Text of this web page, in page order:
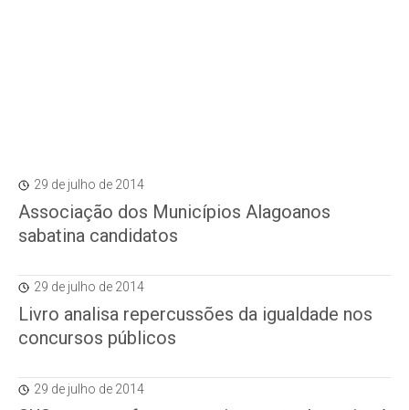
29 de julho de 2014
Associação dos Municípios Alagoanos
sabatina candidatos
29 de julho de 2014
Livro analisa repercussões da igualdade nos
concursos públicos
29 de julho de 2014